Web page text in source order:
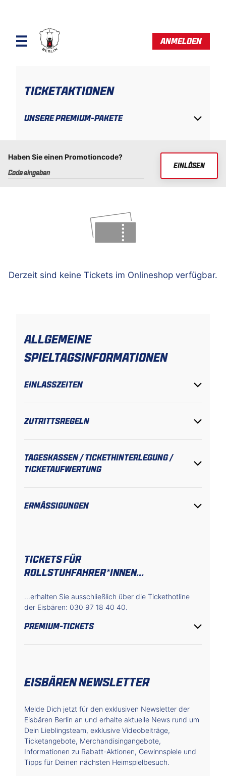
ANMELDEN
TICKETAKTIONEN
UNSERE PREMIUM-PAKETE
Haben Sie einen Promotioncode?
EINLÖSEN
Derzeit sind keine Tickets im Onlineshop verfügbar.
ALLGEMEINE
SPIELTAGSINFORMATIONEN
EINLASSZEITEN
ZUTRITTSREGELN
TAGESKASSEN / TICKETHINTERLEGUNG /
TICKETAUFWERTUNG
ERMÄSSIGUNGEN
TICKETS FÜR
ROLLSTUHFAHRER*INNEN...
...erhalten Sie ausschließlich über die Tickethotline
der Eisbären: 030 97 18 40 40.
PREMIUM-TICKETS
EISBÄREN NEWSLETTER
Melde Dich jetzt für den exklusiven Newsletter der
Eisbären Berlin an und erhalte aktuelle News rund um
Dein Lieblingsteam, exklusive Videobeiträge,
Ticketangebote, Merchandisingangebote,
Informationen zu Rabatt-Aktionen, Gewinnspiele und
Tipps für Deinen nächsten Heimspielbesuch.